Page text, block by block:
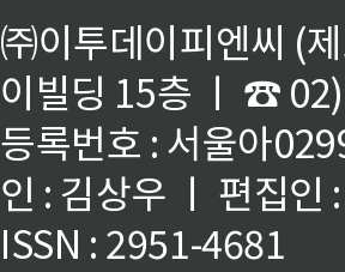
㈜이투데이피엔씨 (
이빌딩 15층 ㅣ ☎
등록번호 : 서울아
인 : 김상우 ㅣ 편집인
ISSN : 2951-4681